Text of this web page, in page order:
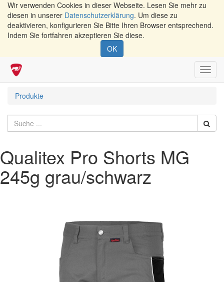
Wir verwenden Cookies in dieser Webseite. Lesen Sie mehr zu
diesen in unserer Datenschutzerklärung. Um diese zu
deaktivieren, konfigurieren Sie Bitte Ihren Browser entsprechend.
Indem Sie fortfahren akzeptieren Sie diese.
OK
Produkte
Qualitex Pro Shorts MG
245g grau/schwarz